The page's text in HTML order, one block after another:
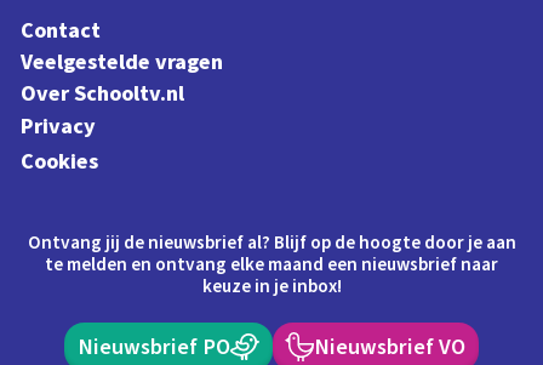
Contact
Veelgestelde vragen
Over Schooltv.nl
Privacy
Cookies
Ontvang jij de nieuwsbrief al? Blijf op de hoogte door je aan
te melden en ontvang elke maand een nieuwsbrief naar
keuze in je inbox!
Nieuwsbrief PO Nieuwsbrief VO